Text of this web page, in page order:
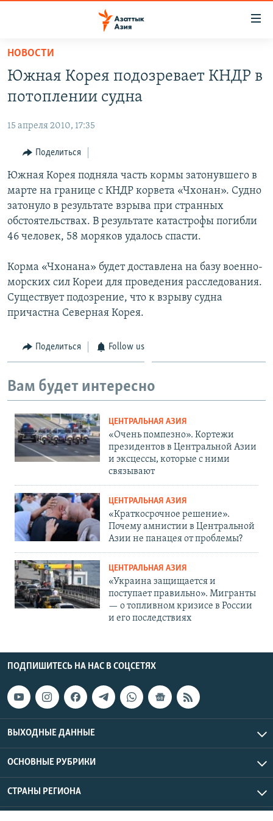
Вернуться
основному
содержанию
навигации
Вернутся
поиску
УЗБЕКИСТАН
ТАДЖИКИСТАН
НА ДРУГИХ ЯЗЫКАХ
ҚАЗАҚША
КЫРГЫЗЧА
ЎЗБЕКЧА
ТОҶИКӢ
TÜRKMENÇE
Все сайты РСЕ/РС
НОВОСТИ
Южная Корея подозревает КНДР в
потоплении судна
15 апреля 2010, 17:35
Поделиться
Южная Корея подняла часть кормы затонувшего в
марте на границе с КНДР корвета «Чхонан». Судно
затонуло в результате взрыва при странных
обстоятельствах. В результате катастрофы погибли
46 человек, 58 моряков удалось спасти.
Корма «Чхонана» будет доставлена на базу военно-
морских сил Кореи для проведения расследования.
Существует подозрение, что к взрыву судна
причастна Северная Корея.
Поделиться Follow us
Вам будет интересно
ЦЕНТРАЛЬНАЯ АЗИЯ
«Очень помпезно». Кортежи
президентов в Центральной Азии
и эксцессы, которые с ними
связывают
ЦЕНТРАЛЬНАЯ АЗИЯ
«Краткосрочное решение».
Почему амнистии в Центральной
Азии не панацея от проблемы?
ЦЕНТРАЛЬНАЯ АЗИЯ
«Украина защищается и
поступает правильно». Мигранты
— о топливном кризисе в России
и его последствиях
ПОДПИШИТЕСЬ НА НАС В СОЦСЕТЯХ
ВЫХОДНЫЕ ДАННЫЕ
ОСНОВНЫЕ РУБРИКИ
СТРАНЫ РЕГИОНА